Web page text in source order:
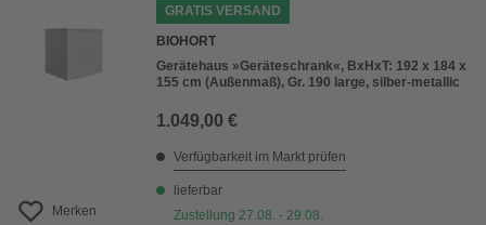
Merken
GRATIS VERSAND
BIOHORT
Gerätehaus »Geräteschrank«, BxHxT: 192 x 184 x
155 cm (Außenmaß), Gr. 190 large, silber-metallic
1.049,00 €
Verfügbarkeit im Markt prüfen
lieferbar
Zustellung 27.08. - 29.08.